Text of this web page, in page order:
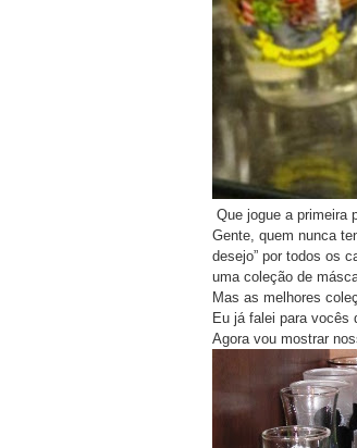
Que jogue a primeira
Gente, quem nunca
desejo” por todos os
uma coleção de
Mas as melhores
Eu já falei para vocês
Agora vou mostrar